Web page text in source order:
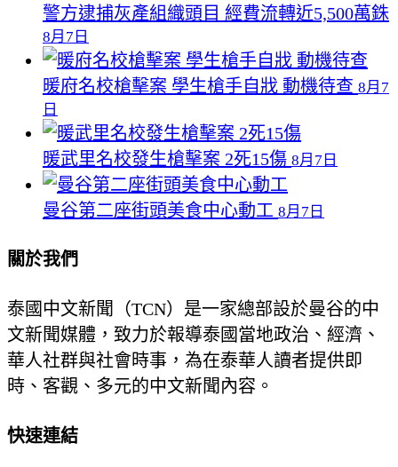
警方逮捕灰產組織頭目 經費流轉近5,500萬銖
8月7日
暖府名校槍擊案 學生槍手自戕 動機待查 8月7
日
暖武里名校發生槍擊案 2死15傷 8月7日
曼谷第二座街頭美食中心動工 8月7日
關於我們
泰國中文新聞（TCN）是一家總部設於曼谷的中
文新聞媒體，致力於報導泰國當地政治、經濟、
華人社群與社會時事，為在泰華人讀者提供即
時、客觀、多元的中文新聞內容。
快速連結